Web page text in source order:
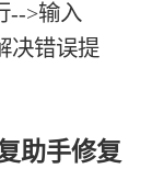
-->输入
决错误提
助手修复